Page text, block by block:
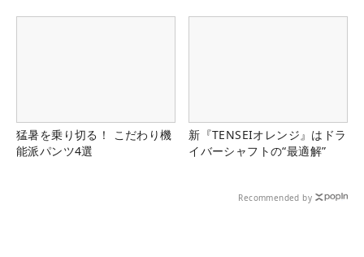
猛暑を乗り切る！ こだわり機
能派パンツ4選
新『TENSEIオレンジ』はドラ
イバーシャフトの“最適解”
Recommended by